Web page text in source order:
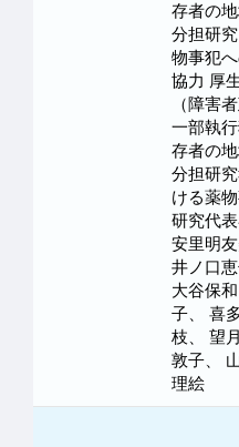
存者の
分担研
物事犯
協力 厚
（障害
一部執
存者の
分担研
ける薬
研究代
安里明
井ノ口
大谷保
子、 喜
枝、 望
敦子、
理絵